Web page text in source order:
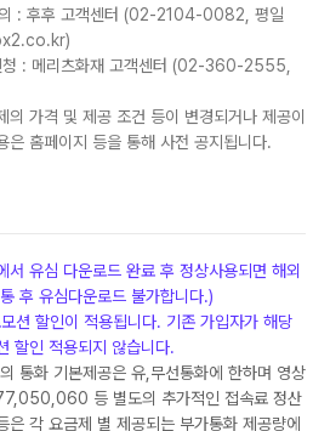
: 후후 고객센터 (02-2104-0082, 평일
청 : 메리츠화재 고객센터 (02-360-2555,
가격 및 제공 조건 등이 변경되거나 제공이
은 홈페이지 등을 통해 사전 공지됩니다.
서 유심 다운로드 완료 후 정상사용되면 해외
후 유심다운로드 불가합니다.)
션 할인이 적용됩니다. 기존 가입자가 해당
할인 적용되지 않습니다.
통화 기본제공은 유,무선통화에 한하며 영상
등 별도의 추가적인 접속료 정산
은 각 요금제 별 제공되는 부가통화 제공량에